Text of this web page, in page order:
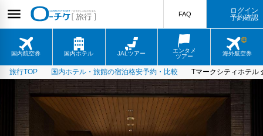
国内航空券 国内ホテル JALツアー
エンタメ
ツアー
海外航空券
FAQ
ログイン
予約確認
旅行TOP 国内ホテル・旅館の宿泊格安予約・比較 Tマークシティホテル